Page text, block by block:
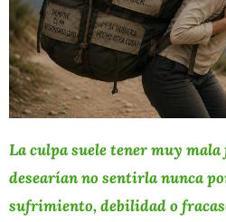
La culpa suele tener muy
desearían no sentirla nunca
sufrimiento, debilidad o